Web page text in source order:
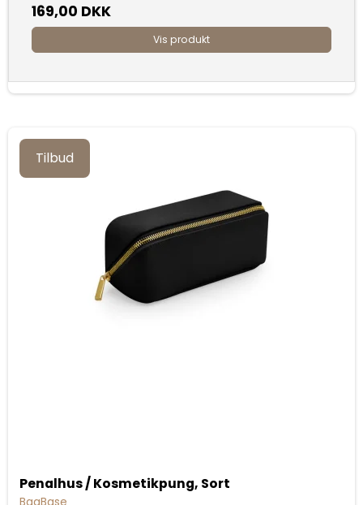
169,00 DKK
Vis produkt
Tilbud
Penalhus / Kosmetikpung, Sort
BagBase